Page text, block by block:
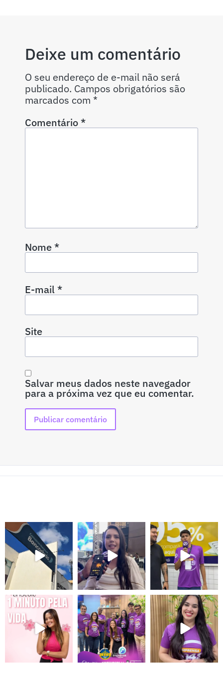
Deixe um comentário
O seu endereço de e-mail não será
publicado. Campos obrigatórios são
marcados com *
Comentário*
Nome*
E-mail*
Site
Salvar meus dados neste navegador
para a próxima vez que eu comentar.